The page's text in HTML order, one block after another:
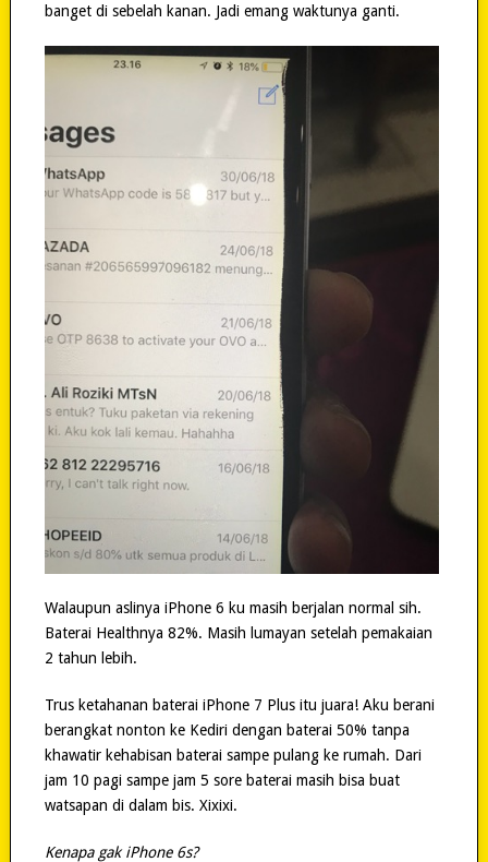
banget di sebelah kanan. Jadi emang waktunya ganti.
Walaupun aslinya iPhone 6 ku masih berjalan normal sih.
Baterai Healthnya 82%. Masih lumayan setelah pemakaian
2 tahun lebih.
Trus ketahanan baterai iPhone 7 Plus itu juara! Aku berani
berangkat nonton ke Kediri dengan baterai 50% tanpa
khawatir kehabisan baterai sampe pulang ke rumah. Dari
jam 10 pagi sampe jam 5 sore baterai masih bisa buat
watsapan di dalam bis. Xixixi.
Kenapa gak iPhone 6s?